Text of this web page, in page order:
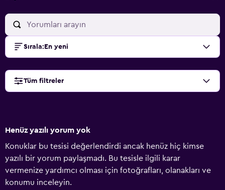
Sırala: En yeni
Tüm filtreler
Henüz yazılı yorum yok
Konuklar bu tesisi değerlendirdi ancak henüz hiç kimse
yazılı bir yorum paylaşmadı. Bu tesisle ilgili karar
vermenize yardımcı olması için fotoğrafları, olanakları ve
konumu inceleyin.